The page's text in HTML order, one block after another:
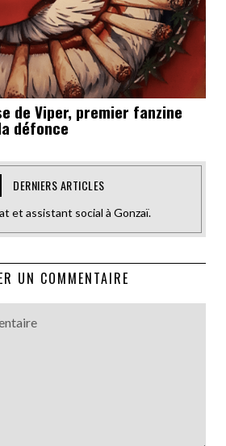
de Viper, premier fanzine
défonce
DERNIERS ARTICLES
et assistant social à Gonzaï.
UN COMMENTAIRE